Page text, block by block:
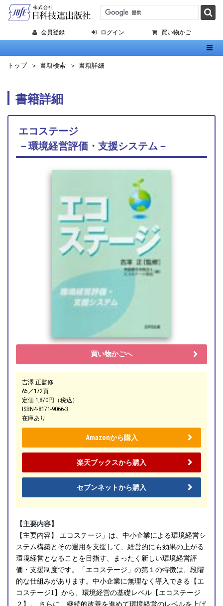
会員登録 ログイン 買い物かご
トップ 書籍検索 書籍詳細
書籍詳細
エコステージ
－環境経営評価・支援システム－
買い物かごへ
吉澤 正監修
A5／172頁
定価 1,870円（税込）
ISBN4-8171-9066-3
在庫あり
Amazonから購入
楽天ブックスから購入
セブンネットから購入
【主要内容】
【主要内容】 エコステージ」は、中小企業による環境経営シ
ステム構築とその運用を支援して、経営的にも効果の上がる
環境経営となることを目指す、まったく新しい環境経営評
価・支援制度です。「エコステージ」の第１の特徴は、段階
的な仕組みがあります。中小企業に無理なく導入できる【エ
コステージ1】から、環境経営の基礎レベル【エコステージ
２】。 さらに、継続的改善を進めて環境経営のレベルを上げ